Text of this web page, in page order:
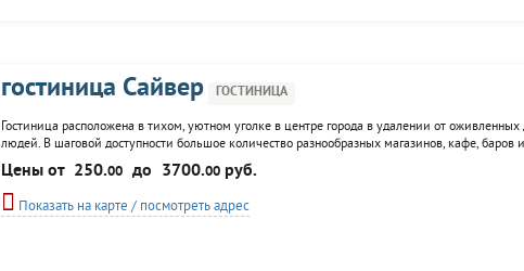
гостиница Сайвер ГОСТИНИЦА
Гостиница расположена в тихом, уютном уголке в центре города в удалении от оживленных
людей. В шаговой доступности большое количество разнообразных магазинов, кафе, баров
минутах ходьбы прекрасный бульвар и набережная. Стойка регистрации работает
когда бы Вы не прибыли в Йошкар-Олу! Для Вас...
Цены от 250.00 до 3700.00руб.
Показать на карте / посмотреть адрес